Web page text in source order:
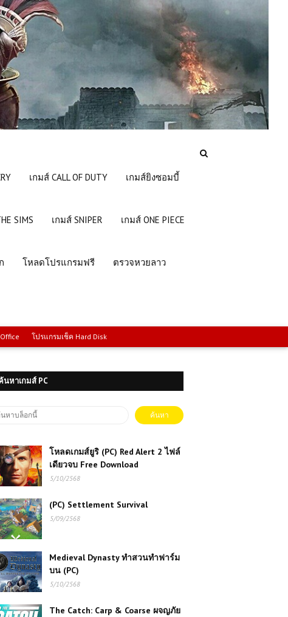
เกมส์ CALL OF DUTY เกมส์ยิงซอมบี้
SIMS เกมส์ SNIPER เกมส์ ONE PIECE
โหลดโปรแกรมฟรี ตรวจหวยลาว
โปรแกรมเช็ค Hard Disk
นหาเกมส์ PC
โหลดเกมส์ยูริ (PC) Red Alert 2 ไฟล์
เดียวจบ Free Download
5/10/2568
(PC) Settlement Survival
5/09/2568
Medieval Dynasty ทำสวนทำฟาร์ม
บน (PC)
5/10/2568
The Catch: Carp & Coarse ผจญภัย